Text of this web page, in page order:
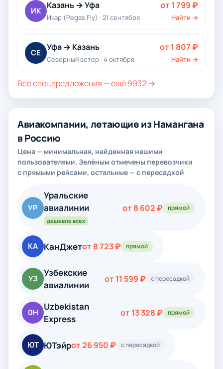
ИК
Казань → Уфа
Икар (Pegas Fly) · 21 сентября
от 1 799 ₽
Найти →
СЕ
Уфа → Казань
Северный ветер · 4 октября
от 1 807 ₽
Найти →
Все спецпредложения — ещё 9932 →
Авиакомпании, летающие из Намангана
в Россию
Цена — минимальная, найденная нашими
пользователями. Зелёным отмечены перевозчики
с прямыми рейсами, остальные — с пересадкой
УР
Уральские
авиалинии
дешевле всех
от 8 602 ₽ прямой
КА КанДжетот 8 723 ₽ прямой
УЗ
Узбекские
авиалинии
от 11 599 ₽ с пересадкой
0H
Uzbekistan
Express
от 13 328 ₽ прямой
ЮТ ЮТэйрот 26 950 ₽ с пересадкой